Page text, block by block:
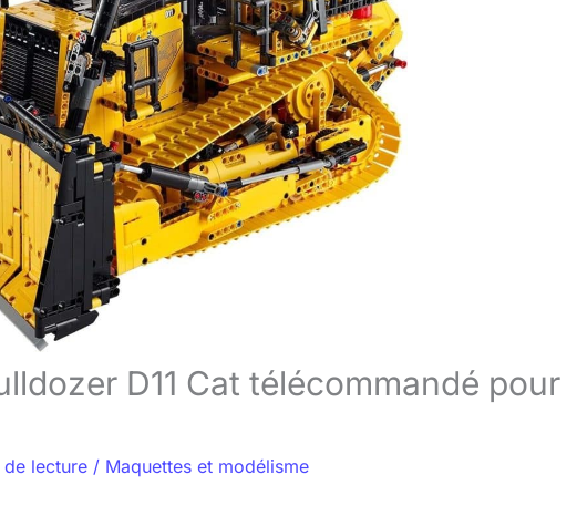
D11 Cat télécommandé pour
de lecture / Maquettes et modélisme